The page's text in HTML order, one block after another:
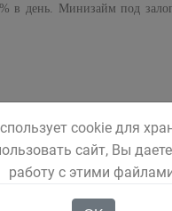
в день. Минизайм под
может установить МФО –
средства, займ под
cookie для
сайт, Вы
работу с этими